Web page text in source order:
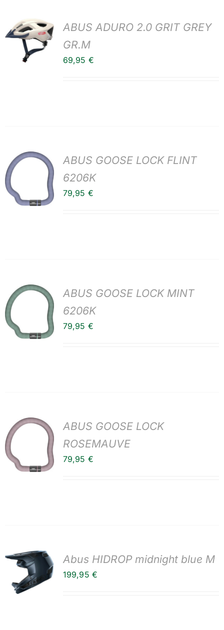
ABUS ADURO 2.0 GRIT GREY
GR.M
69,95 €
ABUS GOOSE LOCK FLINT
6206K
79,95 €
ABUS GOOSE LOCK MINT
6206K
79,95 €
ABUS GOOSE LOCK
ROSEMAUVE
79,95 €
Abus HIDROP midnight blue M
199,95€